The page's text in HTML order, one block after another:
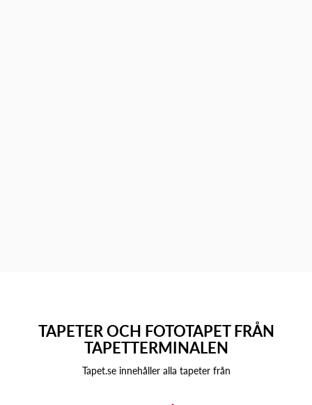
TAPETER OCH FOTOTAPET FRÅN
TAPETTERMINALEN
Tapet.se innehåller alla tapeter från